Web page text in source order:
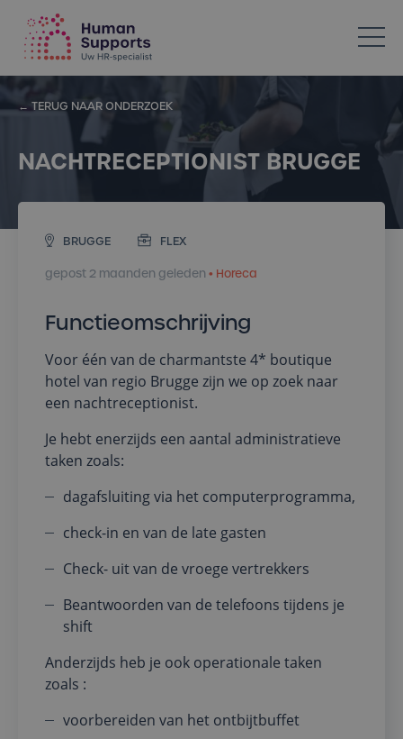
Votre spécialiste en ressources humaines dans l’Horeca
← TERUG NAAR ONDERZOEK
NACHTRECEPTIONIST BRUGGE
BRUGGE FLEX
gepost 2 maanden geleden • Horeca
Functieomschrijving
Voor één van de charmantste 4* boutique
hotel van regio Brugge zijn we op zoek naar
een nachtreceptionist.
Je hebt enerzijds een aantal administratieve
taken zoals:
dagafsluiting via het computerprogramma,
check-in en van de late gasten
Check- uit van de vroege vertrekkers
Beantwoorden van de telefoons tijdens je
shift
Anderzijds heb je ook operationale taken
zoals :
voorbereiden van het ontbijtbuffet